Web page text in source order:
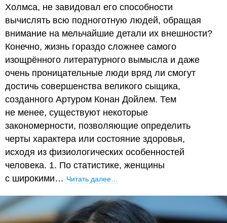
Холмса, не завидовал его способности
вычислять всю подноготную людей, обращая
внимание на мельчайшие детали их внешности?
Конечно, жизнь гораздо сложнее самого
изощрённого литературного вымысла и даже
очень проницательные люди вряд ли смогут
достичь совершенства великого сыщика,
созданного Артуром Конан Дойлем. Тем
не менее, существуют некоторые
закономерности, позволяющие определить
черты характера или состояние здоровья,
исходя из физиологических особенностей
человека. 1. По статистике, женщины
с широкими… Читать далее…